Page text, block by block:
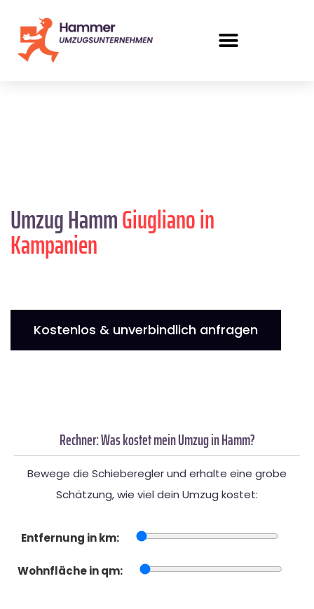
Umzug HammGiugliano in
Kampanien
Kostenlos & unverbindlich anfragen
Rechner: Was kostet mein Umzug in Hamm?
Bewege die Schieberegler und erhalte eine grobe
Schätzung, wie viel dein Umzug kostet:
Entfernung in km:
Wohnfläche in qm: